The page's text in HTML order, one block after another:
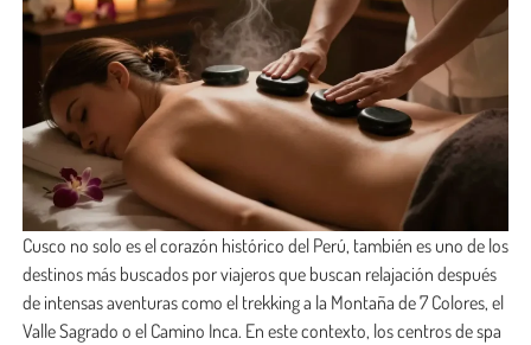
Cusco no solo es el corazón histórico del Perú, también es uno de los
destinos más buscados por viajeros que buscan relajación después
de intensas aventuras como el trekking a la Montaña de 7 Colores, el
Valle Sagrado o el Camino Inca. En este contexto, los centros de spa